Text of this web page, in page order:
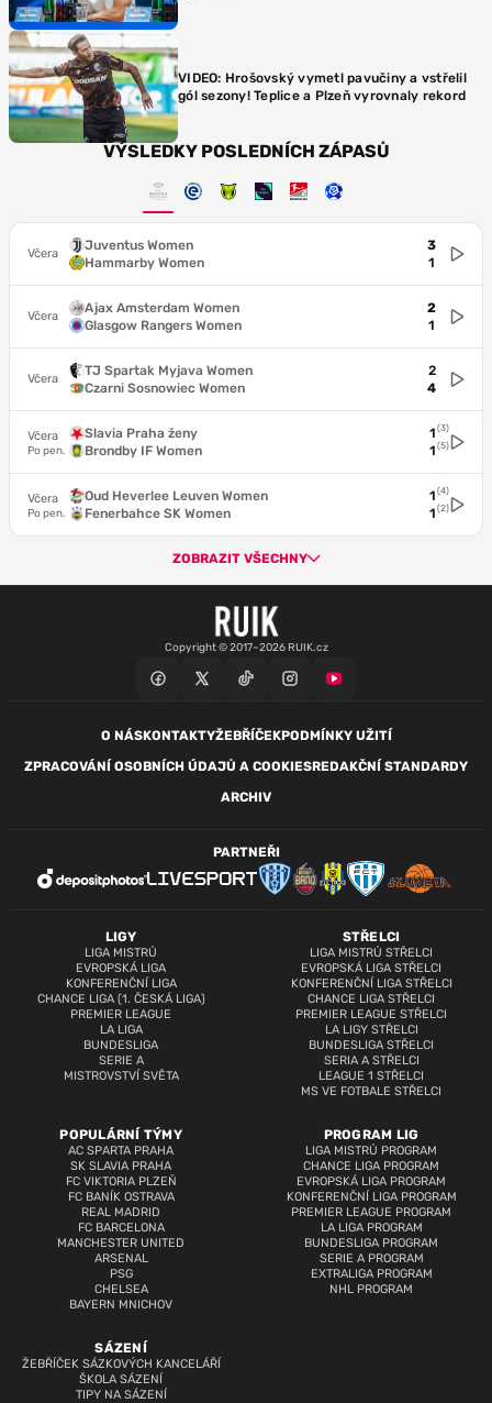
VIDEO: Hrošovský vymetl pavučiny a vstřelil
gól sezony! Teplice a Plzeň vyrovnaly rekord
VÝSLEDKY POSLEDNÍCH ZÁPASŮ
Včera
Juventus Women
Hammarby Women
3
1
Včera
Ajax Amsterdam Women
Glasgow Rangers Women
2
1
Včera
TJ Spartak Myjava Women
Czarni Sosnowiec Women
2
4
Včera
Po pen.
Slavia Praha ženy
Brondby IF Women
1 (3)
1 (5)
Včera
Po pen.
Oud Heverlee Leuven Women
Fenerbahce SK Women
1 (4)
1 (2)
ZOBRAZIT VŠECHNY
Copyright © 2017–2026 RUIK.cz
O NÁSKONTAKTYŽEBŘÍČEKPODMÍNKY UŽITÍ
ZPRACOVÁNÍ OSOBNÍCH ÚDAJŮ A COOKIESREDAKČNÍ STANDARDY
ARCHIV
LIGY
LIGA MISTRŮ
EVROPSKÁ LIGA
KONFERENČNÍ LIGA
CHANCE LIGA (1. ČESKÁ LIGA)
PREMIER LEAGUE
LA LIGA
BUNDESLIGA
SERIE A
MISTROVSTVÍ SVĚTA
STŘELCI
LIGA MISTRŮ STŘELCI
EVROPSKÁ LIGA STŘELCI
KONFERENČNÍ LIGA STŘELCI
CHANCE LIGA STŘELCI
PREMIER LEAGUE STŘELCI
LA LIGY STŘELCI
BUNDESLIGA STŘELCI
SERIA A STŘELCI
LEAGUE 1 STŘELCI
MS VE FOTBALE STŘELCI
POPULÁRNÍ TÝMY
AC SPARTA PRAHA
SK SLAVIA PRAHA
FC VIKTORIA PLZEŇ
FC BANÍK OSTRAVA
REAL MADRID
FC BARCELONA
MANCHESTER UNITED
ARSENAL
PSG
CHELSEA
BAYERN MNICHOV
PROGRAM LIG
LIGA MISTRŮ PROGRAM
CHANCE LIGA PROGRAM
EVROPSKÁ LIGA PROGRAM
KONFERENČNÍ LIGA PROGRAM
PREMIER LEAGUE PROGRAM
LA LIGA PROGRAM
BUNDESLIGA PROGRAM
SERIE A PROGRAM
EXTRALIGA PROGRAM
NHL PROGRAM
SÁZENÍ
ŽEBŘÍČEK SÁZKOVÝCH KANCELÁŘÍ
ŠKOLA SÁZENÍ
TIPY NA SÁZENÍ
PARTNEŘI